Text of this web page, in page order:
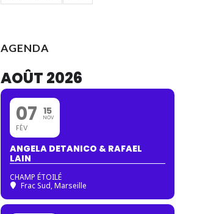
AGENDA
AOÛT 2026
07
FÉV
15
NOV
ANGELA DETANICO & RAFAEL
LAIN
CHAMP ÉTOILÉ
Frac Sud, Marseille